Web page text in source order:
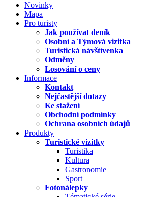
Novinky
Mapa
Pro turisty
Jak používat deník
Osobní a Týmová vizitka
Turistická návštívenka
Odměny
Losování o ceny
Informace
Kontakt
Nejčastější dotazy
Ke stažení
Obchodní podmínky
Ochrana osobních údajů
Produkty
Turistické vizitky
Turistika
Kultura
Gastronomie
Sport
Fotonálepky